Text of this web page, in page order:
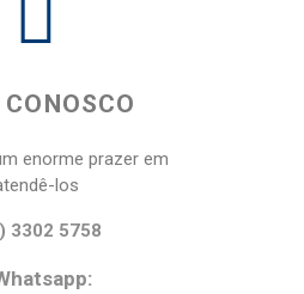
enorme prazer em
los
3302 5758